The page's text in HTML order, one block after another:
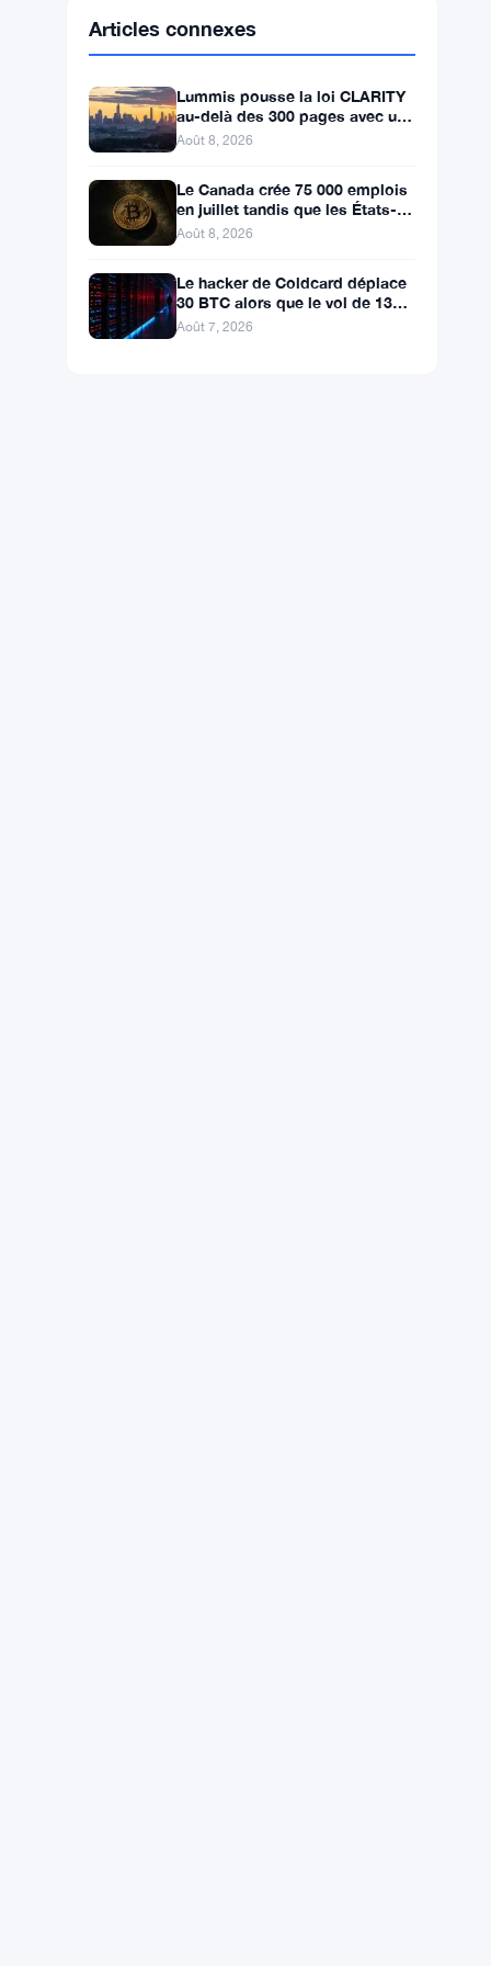
Articles connexes
Lummis pousse la loi CLARITY
au-delà des 300 pages avec un
vote en septembre
Août 8, 2026
Le Canada crée 75 000 emplois
en juillet tandis que les États-
Unis en perdent 23 000, Bitcoin
Août 8, 2026
Le hacker de Coldcard déplace
30 BTC alors que le vol de 130
millions de dollars entre dans
Août 7, 2026